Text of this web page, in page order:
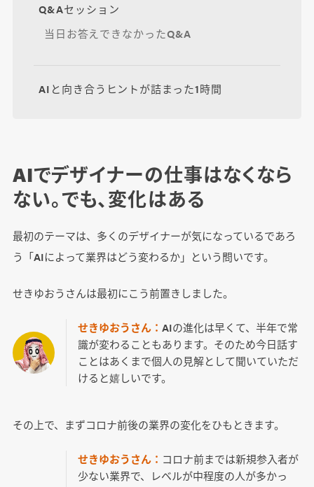
Q&Aセッション
当日お答えできなかったQ&A
AIと向き合うヒントが詰まった1時間
AIでデザイナーの仕事はなくなら
ない。でも、変化はある
最初のテーマは、多くのデザイナーが気になっているであろ
う「AIによって業界はどう変わるか」という問いです。
せきゆおうさんは最初にこう前置きしました。
せきゆおうさん： AIの進化は早くて、半年で常
識が変わることもあります。そのため今日話す
ことはあくまで個人の見解として聞いていただ
けると嬉しいです。
その上で、まずコロナ前後の業界の変化をひもときます。
せきゆおうさん： コロナ前までは新規参入者が
少ない業界で、レベルが中程度の人が多かっ